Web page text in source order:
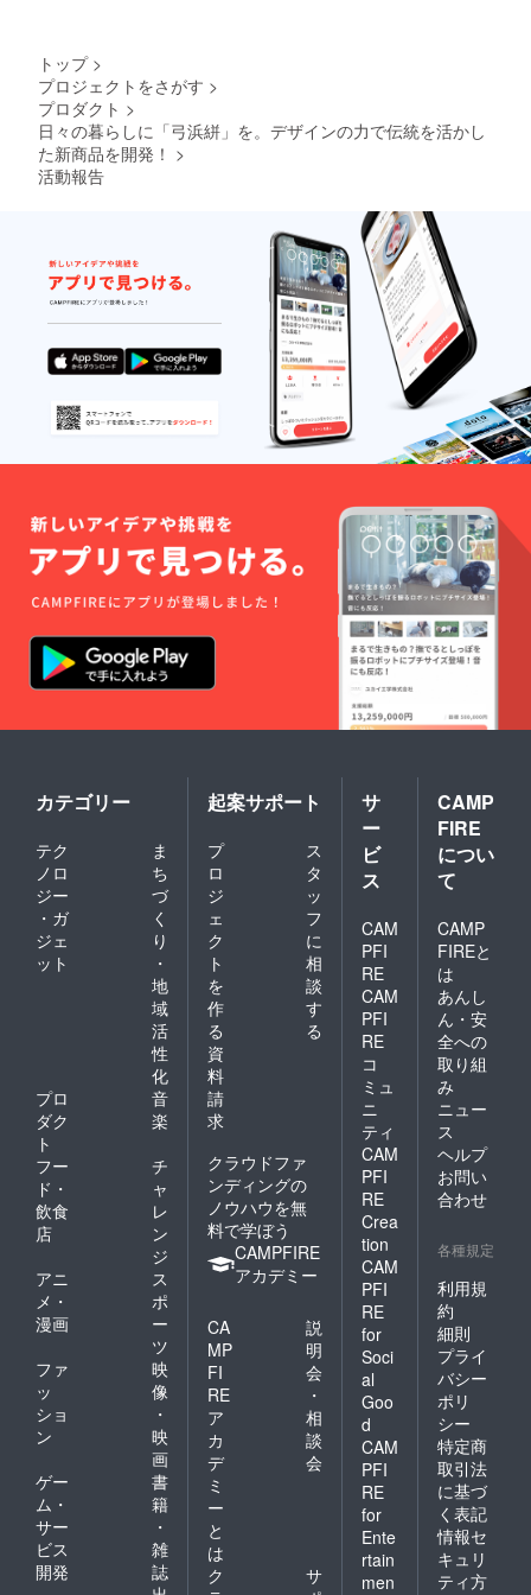
トップ >
プロジェクトをさがす >
プロダクト >
日々の暮らしに「弓浜絣」を。デザインの力で伝統を活かし
た新商品を開発！ >
活動報告
カテゴリー
テク
ノロ
ジー
・ガ
ジェ
ット
ま
ち
づ
く
り
・
地
域
活
性
化
プロ
ダク
ト
音
楽
フー
ド・
飲食
店
チ
ャ
レ
ン
ジ
アニ
メ・
漫画
ス
ポ
ー
ツ
ファ
ッ
ショ
ン
映
像
・
映
画
ゲー
ム・
サー
ビス
開発
書
籍
・
雑
誌
起案サポート
プ
ロ
ジ
ェ
ク
ト
を
作
る
ス
タ
ッ
フ
に
相
談
す
る
資
料
請
求
クラウドファ
ンディングの
ノウハウを無
料で学ぼう
CAMPFIRE
アカデミー
CA
MP
FI
RE
ア
カ
デ
ミ
ー
と
は
説
明
会
・
相
談
会
ク
サ
サ
ー
ビ
ス
CAM
PFI
RE
CAM
PFI
RE
コ
ミュ
ニ
ティ
CAM
PFI
RE
Crea
tion
CAM
PFI
RE
for
Soci
al
Goo
d
CAM
PFI
RE
for
Ente
rtain
men
CAMP
FIRE
につい
て
CAMP
FIREと
は
あんし
ん・安
全への
取り組
み
ニュー
ス
ヘルプ
お問い
合わせ
各種規定
利用規
約
細則
プライ
バシー
ポリ
シー
特定商
取引法
に基づ
く表記
情報セ
キュリ
ティ方